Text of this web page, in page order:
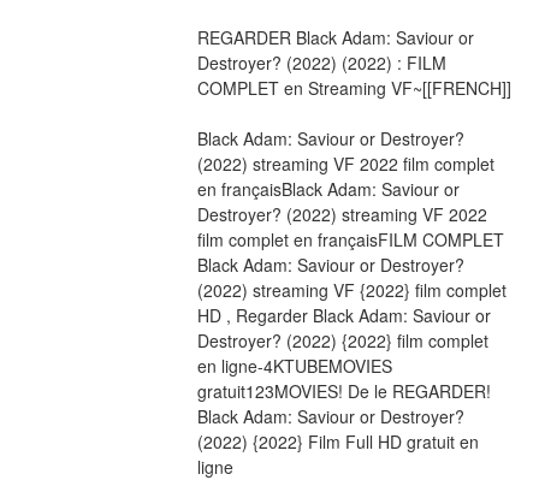
REGARDER Black Adam: Saviour or
Destroyer? (2022) (2022) : FILM
COMPLET en Streaming VF~[[FRENCH]]
Black Adam: Saviour or Destroyer?
(2022) streaming VF 2022 film complet
en françaisBlack Adam: Saviour or
Destroyer? (2022) streaming VF 2022
film complet en françaisFILM COMPLET
Black Adam: Saviour or Destroyer?
(2022) streaming VF {2022} film complet
HD , Regarder Black Adam: Saviour or
Destroyer? (2022) {2022} film complet
en ligne-4KTUBEMOVIES
gratuit123MOVIES! De le REGARDER!
Black Adam: Saviour or Destroyer?
(2022) {2022} Film Full HD gratuit en
ligne